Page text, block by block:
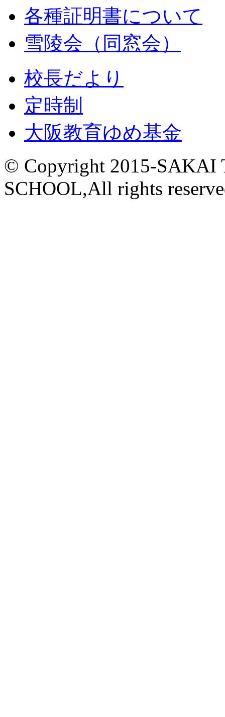
各種証明書について
雪陵会（同窓会）
校長だより
定時制
大阪教育ゆめ基金
© Copyright 2015-SAKAI
SCHOOL,All rights